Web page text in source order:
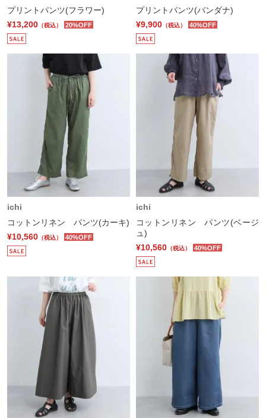
プリントパンツ(フラワー)
¥13,200 （税込） 20%OFF
プリントパンツ(バンダナ)
¥9,900 （税込） 40%OFF
ichi
コットンリネン パンツ(カーキ)
¥10,560 （税込） 40%OFF
ichi
コットンリネン パンツ(ベージ
ュ)
¥10,560 （税込） 40%OFF